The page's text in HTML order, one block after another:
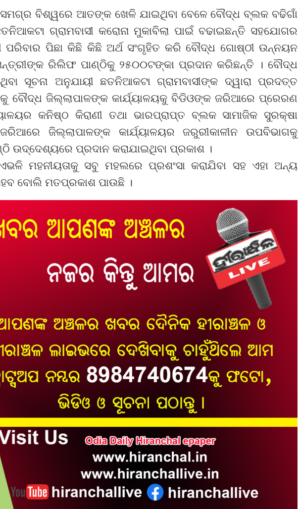
ସମଗ୍ର ବିଶ୍ୱରେ ଆତଙ୍କ ଖେଳି ଯାଇଥିବା ବେଳେ ବୌଦ୍ଧ ବ୍ଲକ ବଢିଗାଁ
ଗ୍ରାମବାସୀ କରୋନା ମୁକାବିଲା ପାଇଁ ବଢାଇଛନ୍ତି ସହଯୋଗର
ପରିବାର ପିଛା କିଛି କିଛି ଅର୍ଥ ସଂଗୃହିତ କରି ବୌଦ୍ଧ ଗୋଷ୍ଠୀ ଉନ୍ନୟନ
ରିଲିଫ ପାଣ୍ଠିକୁ ୨୫୦୦ଟଙ୍କା ପ୍ରଦାନ କରିଛନ୍ତି । ବୌଦ୍ଧ
ସୂଚନା ଅନୁଯାୟୀ ଛତନିଆକଟା ଗ୍ରାମବାସୀଙ୍କ ଦ୍ୱାରା ପ୍ରଦତ୍ତ
ବୌଦ୍ଧ ଜିଲ୍ଲାପାଳଙ୍କ କାର୍ଯ୍ୟାଳୟକୁ ବିଡିଓଙ୍କ ଜରିଆରେ ପ୍ରେରଣ
କନିଷ୍ଠ କିରାଣୀ ତଥା ଭାରପ୍ରାପ୍ତ ବ୍ଲକ ସାମାଜିକ ସୁରକ୍ଷା
ଜିଲ୍ଲାପାଳଙ୍କ କାର୍ଯ୍ୟାଳୟର ଜରୁରୀକାଳୀନ ଉପବିଭାଗକୁ
ପ୍ରଦାନ କରାଯାଇଥିବା ପ୍ରକାଶ ।
ମହନୀୟତାକୁ ସବୁ ମହଲରେ ପ୍ରଶଂସା କରାଯିବା ସହ ଏହା ଅନ୍ୟ
ବୋଲି ମତପ୍ରକାଶ ପାଉଛି ।